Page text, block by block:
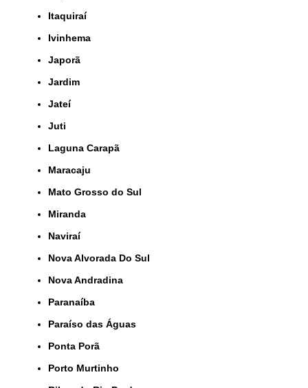
Itaquiraí
Ivinhema
Japorã
Jardim
Jateí
Juti
Laguna Carapã
Maracaju
Mato Grosso do Sul
Miranda
Naviraí
Nova Alvorada Do Sul
Nova Andradina
Paranaíba
Paraíso das Águas
Ponta Porã
Porto Murtinho